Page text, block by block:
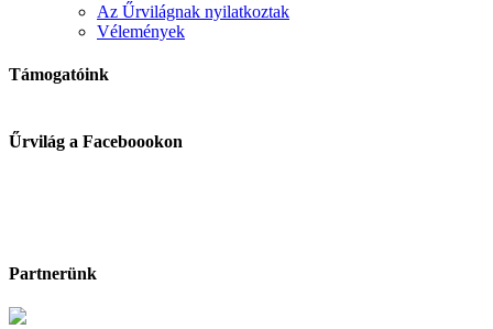
Az Űrvilágnak nyilatkoztak
Vélemények
Támogatóink
Űrvilág a Faceboookon
Partnerünk